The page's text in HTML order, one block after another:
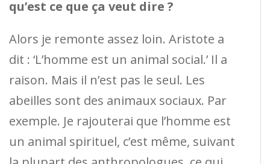
qu’est ce que ça veut dire ?
Alors je remonte assez loin. Aristote a
dit : ‘L’homme est un animal social.’ Il a
raison. Mais il n’est pas le seul. Les
abeilles sont des animaux sociaux. Par
exemple. Je rajouterai que l’homme est
un animal spirituel, c’est même, suivant